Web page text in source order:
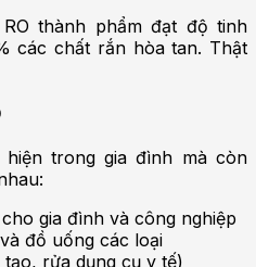
thành phẩm đạt độ tinh
các chất rắn hòa tan. Thật
trong gia đình mà còn
gia đình và công nghiệp
và đồ uống các loại
rửa dụng cụ y tế)